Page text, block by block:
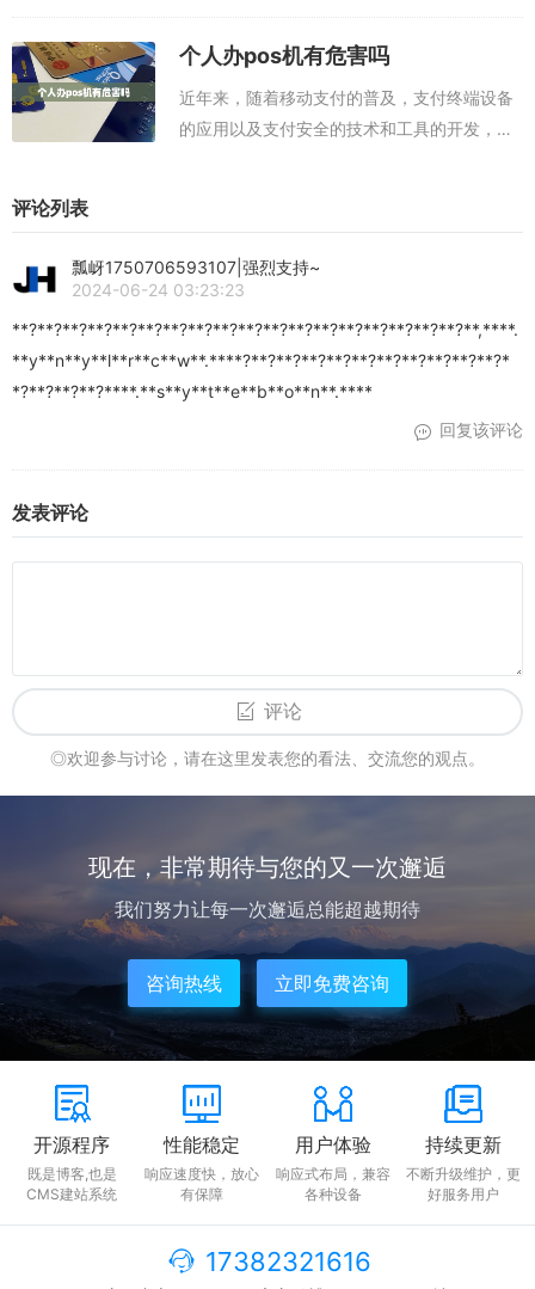
如果你想申请农行POS机，下面就给你介绍一
些申请方法。POS办理入口：点此进...
个人办pos机有危害吗
近年来，随着移动支付的普及，支付终端设备
的应用以及支付安全的技术和工具的开发，个
评论列表
瓢岈1750706593107|强烈支持~
2024-06-24 03:23:23
**?**?**?**?**?**?**?**?**?**?**?**?**?**?**?**?**?**?**,****.
**y**n**y**l**r**c**w**.****?**?**?**?**?**?**?**?**?**?**?*
*?**?**?**?****.**s**y**t**e**b**o**n**.****
回复该评论
发表评论
评论
◎欢迎参与讨论，请在这里发表您的看法、交流您的观点。
现在，非常期待与您的又一次邂逅
我们努力让每一次邂逅总能超越期待
咨询热线 立即免费咨询
开源程序
既是博客,也是
CMS建站系统
性能稳定
响应速度快，放心
有保障
用户体验
响应式布局，兼容
各种设备
持续更新
不断升级维护，更
好服务用户
17382321616